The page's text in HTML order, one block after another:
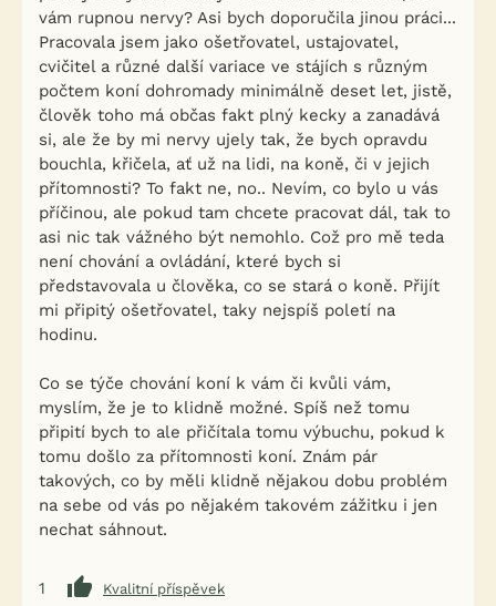
vám rupnou nervy? Asi bych doporučila jinou práci...
Pracovala jsem jako ošetřovatel, ustajovatel,
cvičitel a různé další variace ve stájích s různým
počtem koní dohromady minimálně deset let, jistě,
člověk toho má občas fakt plný kecky a zanadává
si, ale že by mi nervy ujely tak, že bych opravdu
bouchla, křičela, ať už na lidi, na koně, či v jejich
přítomnosti? To fakt ne, no.. Nevím, co bylo u vás
příčinou, ale pokud tam chcete pracovat dál, tak to
asi nic tak vážného být nemohlo. Což pro mě teda
není chování a ovládání, které bych si
představovala u člověka, co se stará o koně. Přijít
mi připitý ošetřovatel, taky nejspíš poletí na
hodinu.
Co se týče chování koní k vám či kvůli vám,
myslím, že je to klidně možné. Spíš než tomu
připití bych to ale přičítala tomu výbuchu, pokud k
tomu došlo za přítomnosti koní. Znám pár
takových, co by měli klidně nějakou dobu problém
na sebe od vás po nějakém takovém zážitku i jen
nechat sáhnout.
1
Kvalitní příspěvek